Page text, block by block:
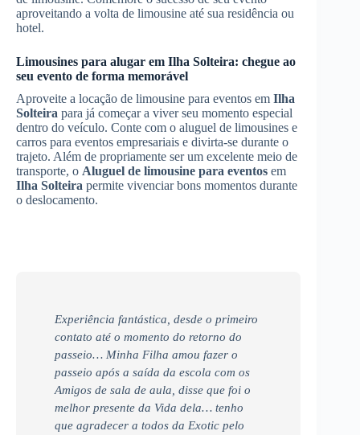
aproveitando a volta de limousine até sua residência ou
hotel.
Limousines para alugar em Ilha Solteira: chegue ao
seu evento de forma memorável
Aproveite a locação de limousine para eventos em Ilha
Solteira para já começar a viver seu momento especial
dentro do veículo. Conte com o aluguel de limousines e
carros para eventos empresariais e divirta-se durante o
trajeto. Além de propriamente ser um excelente meio de
transporte, o Aluguel de limousine para eventos em
Ilha Solteira permite vivenciar bons momentos durante
o deslocamento.
Experiência fantástica, desde o primeiro
contato até o momento do retorno do
passeio… Minha Filha amou fazer o
passeio após a saída da escola com os
Amigos de sala de aula, disse que foi o
melhor presente da Vida dela… tenho
que agradecer a todos da Exotic pelo